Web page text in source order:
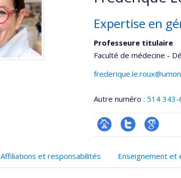
Expertise en
Professeure titulaire
Faculté de médecine -
Autre numéro : 514
Page CompteGoogle
Affiliations et responsabilités
Enseignement et